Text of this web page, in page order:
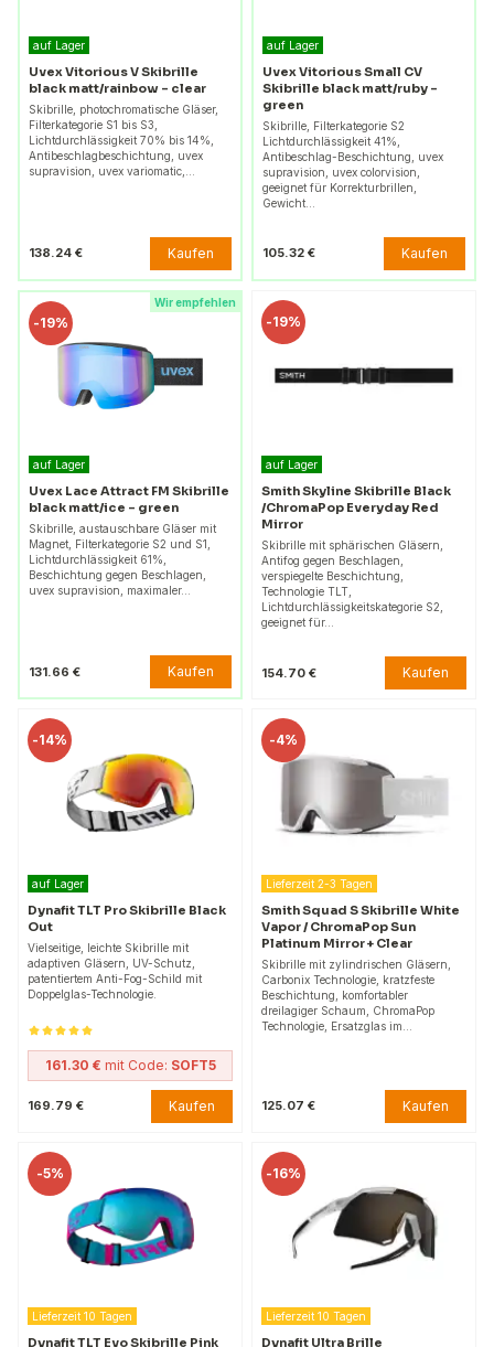
auf Lager
Uvex Vitorious V Skibrille
black matt/rainbow - clear
Skibrille, photochromatische Gläser,
Filterkategorie S1 bis S3,
Lichtdurchlässigkeit 70% bis 14%,
Antibeschlagbeschichtung, uvex
supravision, uvex variomatic,…
138.24 € Kaufen
auf Lager
Uvex Vitorious Small CV
Skibrille black matt/ruby -
green
Skibrille, Filterkategorie S2
Lichtdurchlässigkeit 41%,
Antibeschlag-Beschichtung, uvex
supravision, uvex colorvision,
geeignet für Korrekturbrillen,
Gewicht…
105.32 € Kaufen
Wir empfehlen
-19%
auf Lager
Uvex Lace Attract FM Skibrille
black matt/ice - green
Skibrille, austauschbare Gläser mit
Magnet, Filterkategorie S2 und S1,
Lichtdurchlässigkeit 61%,
Beschichtung gegen Beschlagen,
uvex supravision, maximaler…
131.66 € Kaufen
-19%
auf Lager
Smith Skyline Skibrille Black
/ChromaPop Everyday Red
Mirror
Skibrille mit sphärischen Gläsern,
Antifog gegen Beschlagen,
verspiegelte Beschichtung,
Technologie TLT,
Lichtdurchlässigkeitskategorie S2,
geeignet für…
154.70 € Kaufen
-14%
auf Lager
Dynafit TLT Pro Skibrille Black
Out
Vielseitige, leichte Skibrille mit
adaptiven Gläsern, UV-Schutz,
patentiertem Anti-Fog-Schild mit
Doppelglas-Technologie.
161.30 € mit Code: SOFT5
169.79 € Kaufen
-4%
Lieferzeit 2-3 Tagen
Smith Squad S Skibrille White
Vapor / ChromaPop Sun
Platinum Mirror + Clear
Skibrille mit zylindrischen Gläsern,
Carbonix Technologie, kratzfeste
Beschichtung, komfortabler
dreilagiger Schaum, ChromaPop
Technologie, Ersatzglas im…
125.07 € Kaufen
-5%
Lieferzeit 10 Tagen
Dynafit TLT Evo Skibrille Pink
-16%
Lieferzeit 10 Tagen
Dynafit Ultra Brille